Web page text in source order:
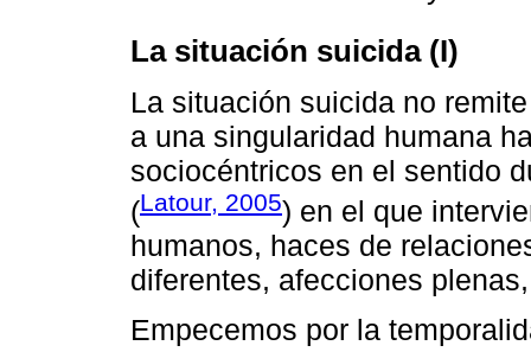
La situación suicida (I)
La situación suicida no
a una singularidad humana
sociocéntricos en el sentido
(Latour, 2005) en el que
humanos, haces de
diferentes, afecciones
Empecemos por la